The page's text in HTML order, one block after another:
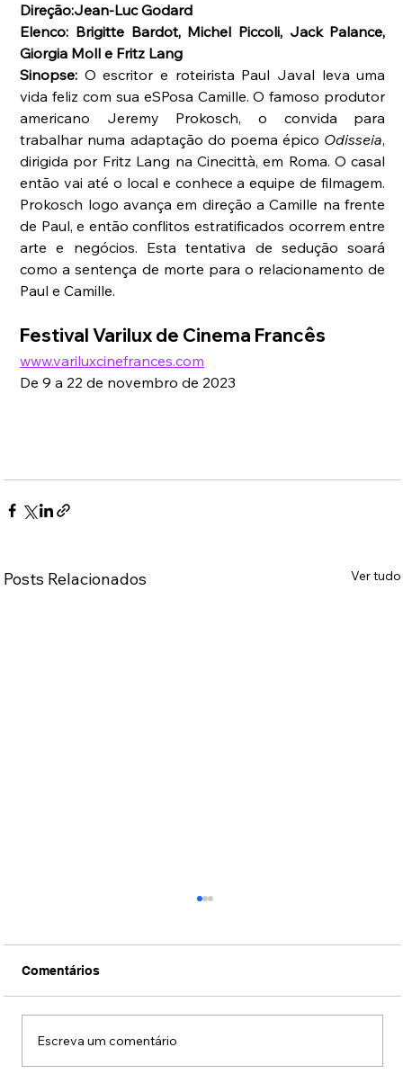
Direção:Jean-Luc Godard
Elenco: Brigitte Bardot, Michel Piccoli, Jack Palance,
Giorgia Moll e Fritz Lang
Sinopse: O escritor e roteirista Paul Javal leva uma
vida feliz com sua eSPosa Camille. O famoso produtor
americano Jeremy Prokosch, o convida para
trabalhar numa adaptação do poema épico Odisseia,
dirigida por Fritz Lang na Cinecittà, em Roma. O casal
então vai até o local e conhece a equipe de filmagem.
Prokosch logo avança em direção a Camille na frente
de Paul, e então conflitos estratificados ocorrem entre
arte e negócios. Esta tentativa de sedução soará
como a sentença de morte para o relacionamento de
Paul e Camille.
Festival Varilux de Cinema Francês
www.variluxcinefrances.com
De 9 a 22 de novembro de 2023
Posts Relacionados Ver tudo
Comentários
Escreva um comentário